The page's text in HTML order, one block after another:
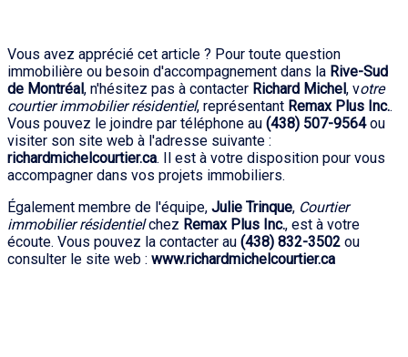
Vous avez apprécié cet article ? Pour toute question
immobilière ou besoin d'accompagnement dans la Rive-Sud
de Montréal, n'hésitez pas à contacter Richard Michel, votre
courtier immobilier résidentiel, représentant Remax Plus Inc..
Vous pouvez le joindre par téléphone au (438) 507-9564ou
visiter son site web à l'adresse suivante :
richardmichelcourtier.ca. Il est à votre disposition pour vous
accompagner dans vos projets immobiliers.
Également membre de l'équipe, Julie Trinque, Courtier
immobilier résidentielchez Remax Plus Inc., est à votre
écoute. Vous pouvez la contacter au (438) 832-3502 ou
consulter le site web : www.richardmichelcourtier.ca